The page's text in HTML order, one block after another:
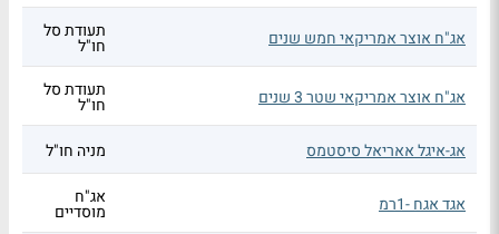
אג"ח אוצר אמריקאי חמש שנים תעודת סל
חו"ל
אג"ח אוצר אמריקאי שטר 3 שנים תעודת סל
חו"ל
אג-איגל אאריאל סיסטמס
מניה חו"ל
אגד אגח -1רמ אג"ח
מוסדיים